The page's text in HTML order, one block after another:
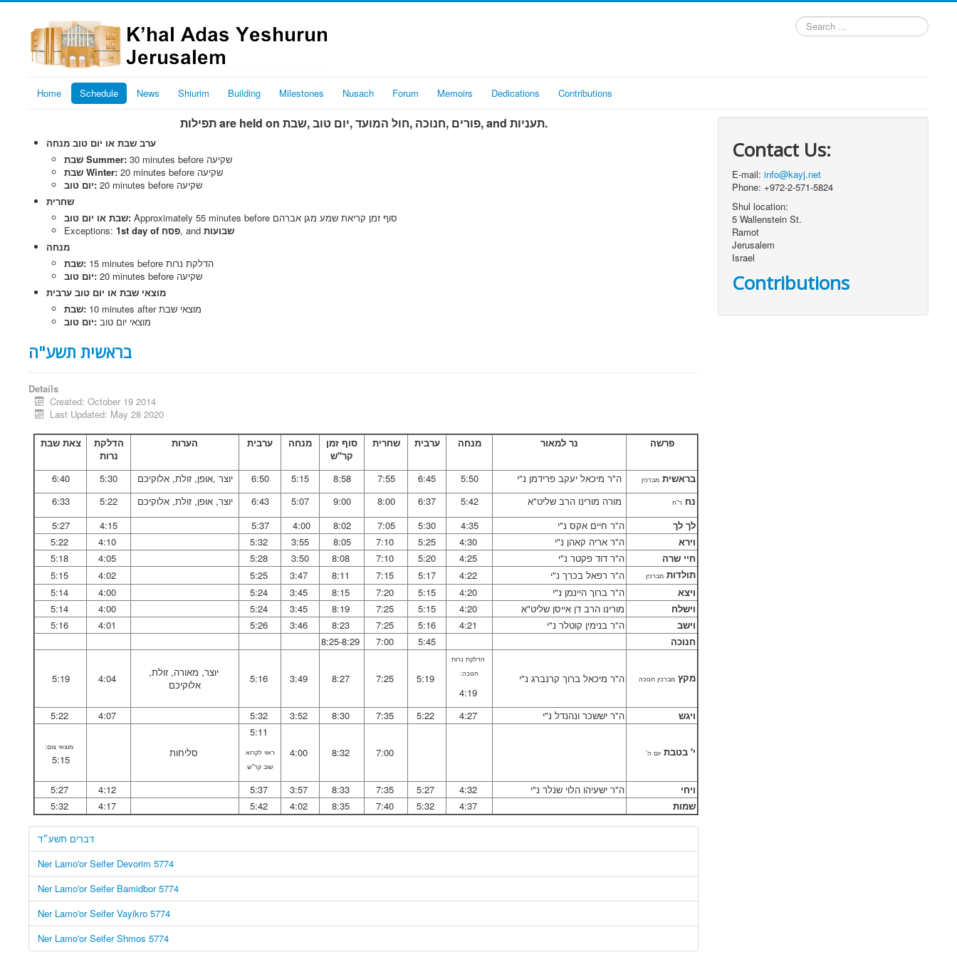
Search
...
Home Schedule News Shiurim Building Milestones Nusach Forum Memoirs Dedications Contributions
תפילות are held on שבת‎, חול המועד ,יום טוב‎, חנוכה‎, פורים‎, and תעניות‎.
ערב שבת או יום טוב מנחה
שבת Summer:
30 minutes before שקיעה
שבת Winter:
20 minutes before שקיעה
יום טוב:
20 minutes before שקיעה
שחרית
שבת או יום טוב:
Approximately 55 minutes before סוף זמן קריאת שמע מגן אברהם
Exceptions:
1st day of פסח‎, and שבועות
מנחה
שבת:
15 minutes before הדלקת נרות
יום טוב:
20 minutes before שקיעה
מוצאי שבת או יום טוב ערבית
שבת:
10 minutes after מוצאי שבת
יום טוב: מוצאי יום טוב
בראשית תשע"ה
Details
Created: October 19 2014
Last Updated: May 28 2020
פרשה נר למאור מנחה ערבית שחרית
סוף זמן
קר"ש
מנחה ערבית הערות
הדלקת
נרות
צאת שבת
בראשית מברכין ה"ר מיכאל יעקב פרידמן נ"י 5:50
6:45
7:55
8:58
5:15
6:50 יוצר ,אופן, זולת, אלוקיכם 5:30
6:40
נח ר"ח מורה מורינו הרב שליט"א 5:42
6:37
8:00
9:00
5:07
6:43 יוצר, אופן, זולת, אלוקיכם 5:22
6:33
לך לך
ה"ר חיים אקס נ"י 4:35
5:30
7:05
8:02
4:00
5:37
4:15
5:27
וירא
ה"ר אריה קאהן נ"י 4:30
5:25
7:10
8:05
3:55
5:32
5:22
חיי שרה
ה"ר דוד פקטר נ"י 4:25
5:20
7:10
8:08
3:50
5:28
5:18
תולדות מברכין ה"ר רפאל בכרך נ"י 4:22
5:17
7:15
5:25
5:15
ויצא
ה"ר ברוך היינמן נ"י 4:20
5:15
7:20
8:15
5:24
5:14
וישלח
מורינו הרב דן אייסן שליט"א 4:20
5:15
7:25
8:19
5:24
5:14
וישב
ה"ר בנימין קוטלר נ"י 5:16
7:25
8:23
5:26
5:16
חנוכה
5:45
7:00
מקץ מברכין חנוכה ה"ר מיכאל ברוך קרנברג נ"י
הדלקת נרות
חנוכה:
4:19
7:25
8:27
5:16
יוצר, מאורה, זולת,
אלוקיכם
5:19
ויגש ה"ר יששכר ונהנדל נ"י 4:27
7:35
8:30
5:32
5:22
י' בטבת יום ה' 7:00
8:32
ראוי לקרוא
שוב קר"ש
סליחות מוצאי צום:
5:15
ויחי ה"ר ישעיהו הלוי שנלר נ"י 4:32
7:35
8:33
5:37
5:27
שמות
4:37
7:40
8:35
5:42
5:32
דברים תשע״ד
Ner Lamo'or Seifer Devorim 5774
Ner Lamo'or Seifer Bamidbor 5774
Ner Lamo'or Seifer Vayikro 5774
Ner Lamo'or Seifer Shmos 5774
Contact Us:
E-mail:info@kayj.net
Phone: +972-2-571-5824
Shul location:
5 Wallenstein St.
Ramot
Jerusalem
Israel
Contributions